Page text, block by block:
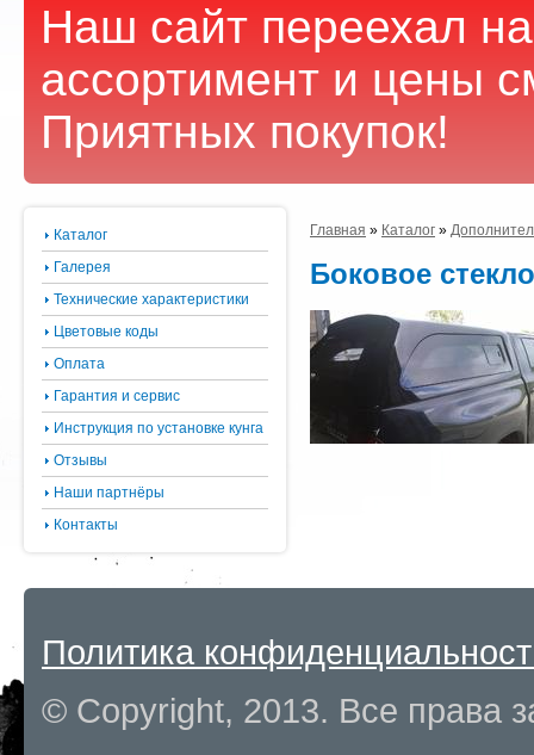
Наш сайт переехал
ассортимент и цены
Приятных покупок!
Каталог
Галерея
Технические характеристики
Цветовые коды
Оплата
Гарантия и сервис
Инструкция по установке кунга
Отзывы
Наши партнёры
Контакты
Главная » Каталог »
Боковое
Политика
© Copyright, 2013. Все права